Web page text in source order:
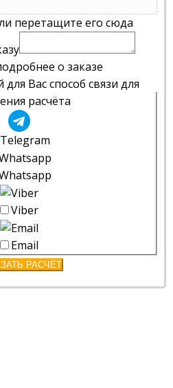
перетащите его сюда
о заказе
Вас способ связи для
расчёта
Telegram
Viber
Email
РАСЧЁТ